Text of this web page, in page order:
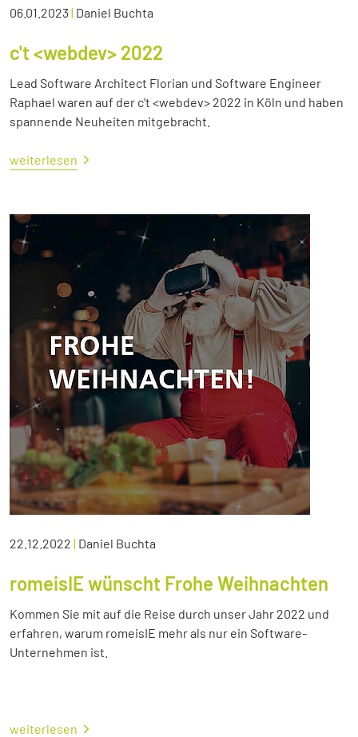
06.01.2023| Daniel Buchta
c't <webdev> 2022
Lead Software Architect Florian und Software Engineer
Raphael waren auf der c't <webdev> 2022 in Köln und haben
spannende Neuheiten mitgebracht.
weiterlesen
22.12.2022 | Daniel Buchta
romeisIE wünscht Frohe Weihnachten
Kommen Sie mit auf die Reise durch unser Jahr 2022 und
erfahren, warum romeisIE mehr als nur ein Software-
Unternehmen ist.
weiterlesen